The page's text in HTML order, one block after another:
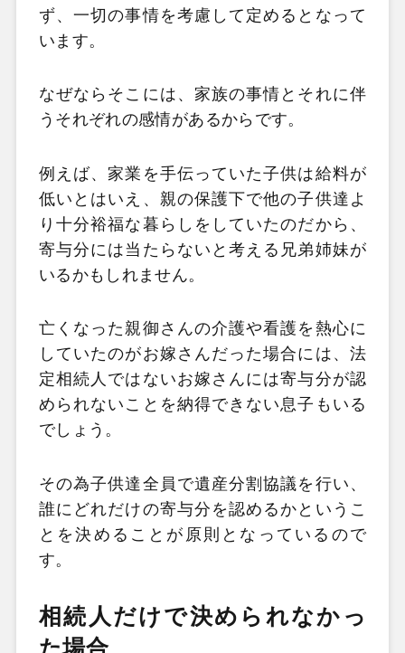
ず、一切の事情を考慮して定めるとなって
います。
なぜならそこには、家族の事情とそれに伴
うそれぞれの感情があるからです。
例えば、家業を手伝っていた子供は給料が
低いとはいえ、親の保護下で他の子供達よ
り十分裕福な暮らしをしていたのだから、
寄与分には当たらないと考える兄弟姉妹が
いるかもしれません。
亡くなった親御さんの介護や看護を熱心に
していたのがお嫁さんだった場合には、法
定相続人ではないお嫁さんには寄与分が認
められないことを納得できない息子もいる
でしょう。
その為子供達全員で遺産分割協議を行い、
誰にどれだけの寄与分を認めるかというこ
とを決めることが原則となっているので
す。
相続人だけで決められなかっ
た場合